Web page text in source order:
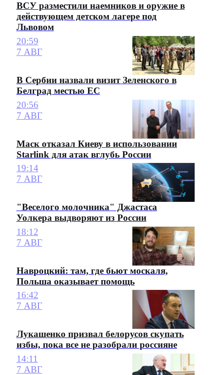
ВСУ разместили наемников и оружие в
действующем детском лагере под
Львовом
20:59
7 АВГ
В Сербии назвали визит Зеленского в
Белград местью ЕС
20:56
7 АВГ
Маск отказал Киеву в использовании
Starlink для атак вглубь России
19:14
7 АВГ
"Веселого молочника" Джастаса
Уолкера выдворяют из России
18:12
7 АВГ
Навроцкий: там, где бьют москаля,
Польша оказывает помощь
16:42
7 АВГ
Лукашенко призвал белорусов скупать
избы, пока все не разобрали россияне
14:11
7 АВГ